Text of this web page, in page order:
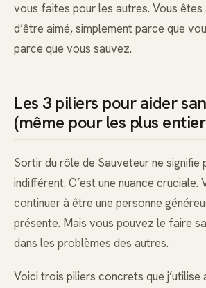
vous faites pour les autres. Vous êtes
d’être aimé, simplement parce que
parce que vous sauvez.
Les 3 piliers pour aider
(même pour les plus
Sortir du rôle de Sauveteur ne signifie
indifférent. C’est une nuance cruciale.
continuer à être une personne
présente. Mais vous pouvez le faire
dans les problèmes des autres.
Voici trois piliers concrets que j’utilise